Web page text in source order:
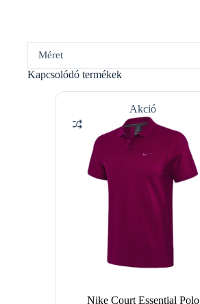
Méret
Kapcsolódó termékek
Akció
Nike Court Essential Polo